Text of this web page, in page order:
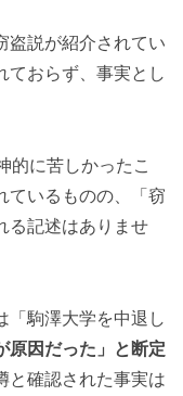
盗説が紹介されてい
ておらず、事実とし
的に苦しかったこ
ているものの、「窃
る記述はありませ
「駒澤大学を中退し
原因だった」と断定
と確認された事実は